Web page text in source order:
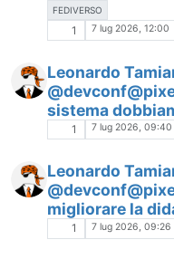
FEDIVERSO
1 7 lug 2026, 12:00
Leonardo
sistema
1 7 lug 2026, 09:40
Leonardo
migliorare la
1 7 lug 2026, 09:26